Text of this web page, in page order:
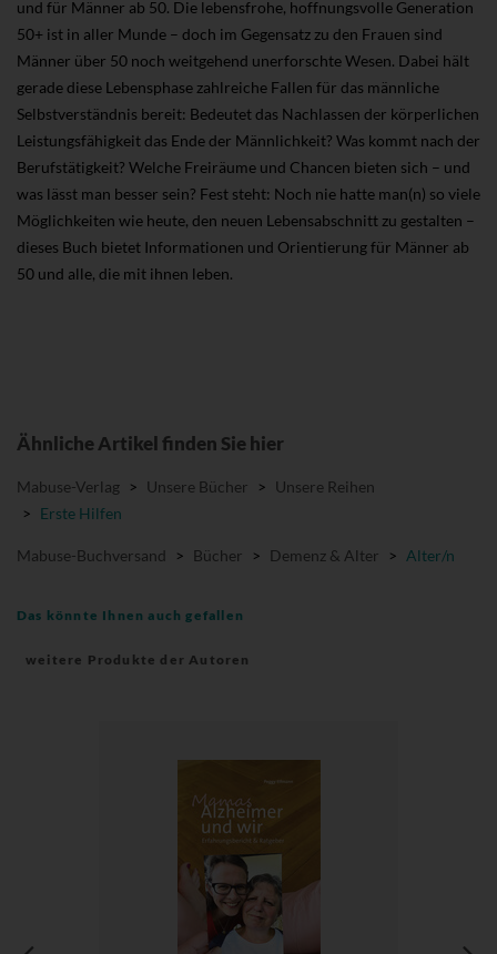
und für Männer ab 50. Die lebensfrohe, hoffnungsvolle Generation
50+ ist in aller Munde – doch im Gegensatz zu den Frauen sind
Männer über 50 noch weitgehend unerforschte Wesen. Dabei hält
gerade diese Lebensphase zahlreiche Fallen für das männliche
Selbstverständnis bereit: Bedeutet das Nachlassen der körperlichen
Leistungsfähigkeit das Ende der Männlichkeit? Was kommt nach der
Berufstätigkeit? Welche Freiräume und Chancen bieten sich – und
was lässt man besser sein? Fest steht: Noch nie hatte man(n) so viele
Möglichkeiten wie heute, den neuen Lebensabschnitt zu gestalten –
dieses Buch bietet Informationen und Orientierung für Männer ab
50 und alle, die mit ihnen leben.
Ähnliche Artikel finden Sie hier
Mabuse-Verlag > Unsere Bücher > Unsere Reihen
> Erste Hilfen
Mabuse-Buchversand > Bücher > Demenz & Alter > Alter/n
Das könnte Ihnen auch gefallen
weitere Produkte der Autoren